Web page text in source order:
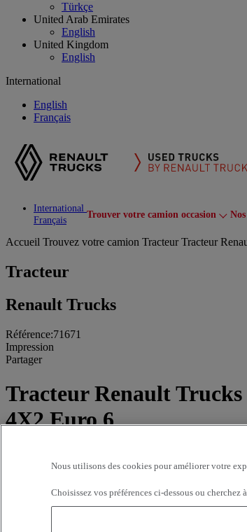
Türkçe
United Arab Emirates
English
United Kingdom
English
International
English
Français
International
Français
Trouver votre camion occasion
Accueil Trouvez votre camion TracteurTracteur
Tracteur
Renault Trucks
Référence:71671
Impression
Partager
Tracteur Renault Trucks
4X2 Euro 6
SOVIM SAINT-QUENTIN
Nous utilisons des cookies pour améliorer votre
Choisissez vos préférences ci-dessous ou cherchez à